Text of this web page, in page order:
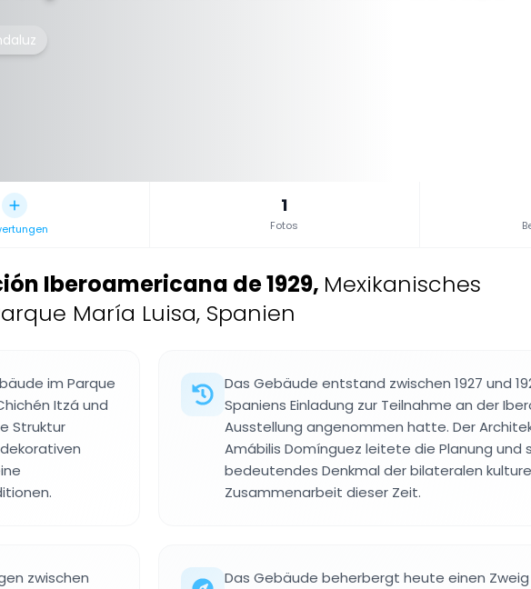
1
Fotos
Iberoamericana de 1929, Mexikanisches
María Luisa, Spanien
im Parque
Itzá und
Struktur
Das Gebäude entstand zwischen 1927 und
Spaniens Einladung zur Teilnahme an der
Ausstellung angenommen hatte. Der
Amábilis Domínguez leitete die Planung und
bedeutendes Denkmal der bilateralen
Zusammenarbeit dieser Zeit.
zwischen Das Gebäude beherbergt heute einen